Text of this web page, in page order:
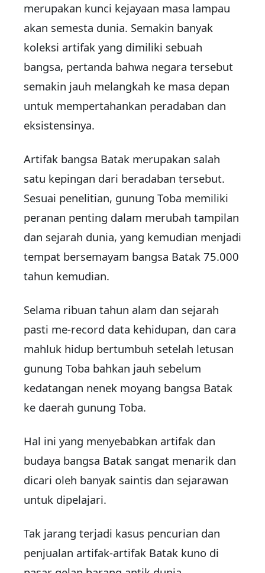
merupakan kunci kejayaan masa lampau
akan semesta dunia. Semakin banyak
koleksi artifak yang dimiliki sebuah
bangsa, pertanda bahwa negara tersebut
semakin jauh melangkah ke masa depan
untuk mempertahankan peradaban dan
eksistensinya.
Artifak bangsa Batak merupakan salah
satu kepingan dari beradaban tersebut.
Sesuai penelitian, gunung Toba memiliki
peranan penting dalam merubah tampilan
dan sejarah dunia, yang kemudian menjadi
tempat bersemayam bangsa Batak 75.000
tahun kemudian.
Selama ribuan tahun alam dan sejarah
pasti me-record data kehidupan, dan cara
mahluk hidup bertumbuh setelah letusan
gunung Toba bahkan jauh sebelum
kedatangan nenek moyang bangsa Batak
ke daerah gunung Toba.
Hal ini yang menyebabkan artifak dan
budaya bangsa Batak sangat menarik dan
dicari oleh banyak saintis dan sejarawan
untuk dipelajari.
Tak jarang terjadi kasus pencurian dan
penjualan artifak-artifak Batak kuno di